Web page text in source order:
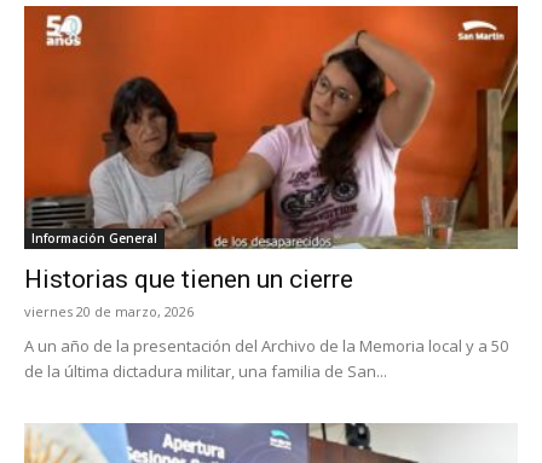
Información General
Historias que tienen un cierre
viernes 20 de marzo, 2026
A un año de la presentación del Archivo de la Memoria local y a 50
de la última dictadura militar, una familia de San...